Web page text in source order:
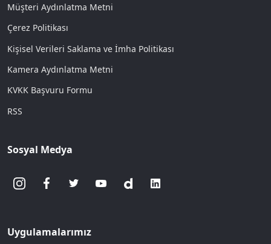
Müşteri Aydınlatma Metni
Çerez Politikası
Kişisel Verileri Saklama ve İmha Politikası
Kamera Aydınlatma Metni
KVKK Başvuru Formu
RSS
Sosyal Medya
Uygulamalarımız